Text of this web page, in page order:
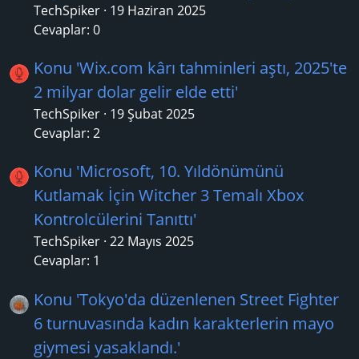
TechSpiker 19 Haziran 2025
Cevaplar: 0
Konu 'Wix.com kârı tahminleri aştı, 2025'te
2 milyar dolar gelir elde etti'
TechSpiker 19 Şubat 2025
Cevaplar: 2
Konu 'Microsoft, 10. Yıldönümünü
Kutlamak İçin Witcher 3 Temalı Xbox
Kontrolcülerini Tanıttı'
TechSpiker 22 Mayıs 2025
Cevaplar: 1
Konu 'Tokyo'da düzenlenen Street Fighter
6 turnuvasında kadın karakterlerin mayo
giymesi yasaklandı.'